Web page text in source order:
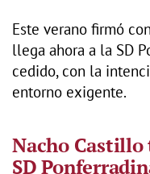
Este verano firmó
llega ahora a la SD
cedido, con la
entorno exigente.
Nacho
SD